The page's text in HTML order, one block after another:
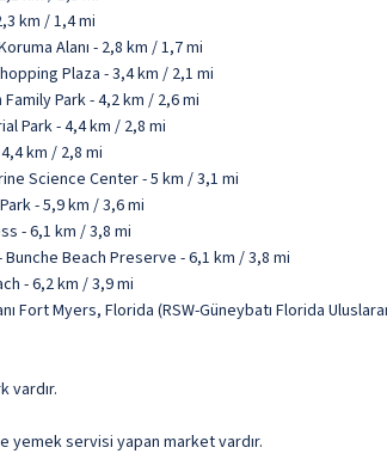
km / 1,4 mi
Alanı - 2,8 km / 1,7 mi
Plaza - 3,4 km / 2,1 mi
Park - 4,2 km / 2,6 mi
Park - 4,4 km / 2,8 mi
km / 2,8 mi
Science Center - 5 km / 3,1 mi
- 5,9 km / 3,6 mi
- 6,1 km / 3,8 mi
Bunche Beach Preserve - 6,1 km / 3,8 mi
- 6,2 km / 3,9 mi
Fort Myers, Florida (RSW-Güneybatı Florida
vardır.
yemek servisi yapan market vardır.